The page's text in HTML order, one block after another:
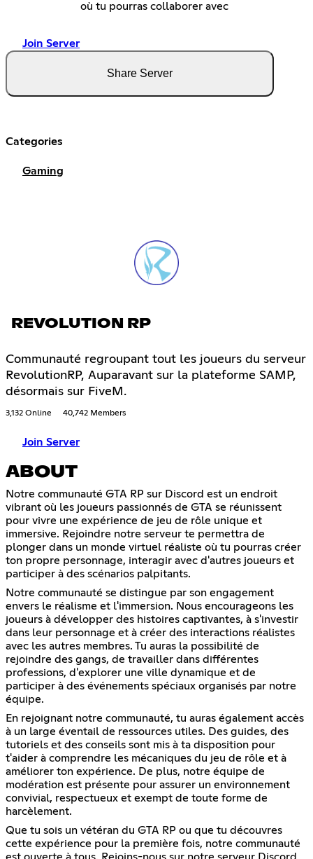
où tu pourras collaborer avec
Join Server
Share Server
Categories
Gaming
REVOLUTION RP
Communauté regroupant tout les joueurs du serveur
RevolutionRP, Auparavant sur la plateforme SAMP,
désormais sur FiveM.
3,132 Online 40,742 Members
Join Server
ABOUT
Notre communauté GTA RP sur Discord est un endroit
vibrant où les joueurs passionnés de GTA se réunissent
pour vivre une expérience de jeu de rôle unique et
immersive. Rejoindre notre serveur te permettra de
plonger dans un monde virtuel réaliste où tu pourras créer
ton propre personnage, interagir avec d'autres joueurs et
participer à des scénarios palpitants.
Notre communauté se distingue par son engagement
envers le réalisme et l'immersion. Nous encourageons les
joueurs à développer des histoires captivantes, à s'investir
dans leur personnage et à créer des interactions réalistes
avec les autres membres. Tu auras la possibilité de
rejoindre des gangs, de travailler dans différentes
professions, d'explorer une ville dynamique et de
participer à des événements spéciaux organisés par notre
équipe.
En rejoignant notre communauté, tu auras également accès
à un large éventail de ressources utiles. Des guides, des
tutoriels et des conseils sont mis à ta disposition pour
t'aider à comprendre les mécaniques du jeu de rôle et à
améliorer ton expérience. De plus, notre équipe de
modération est présente pour assurer un environnement
convivial, respectueux et exempt de toute forme de
harcèlement.
Que tu sois un vétéran du GTA RP ou que tu découvres
cette expérience pour la première fois, notre communauté